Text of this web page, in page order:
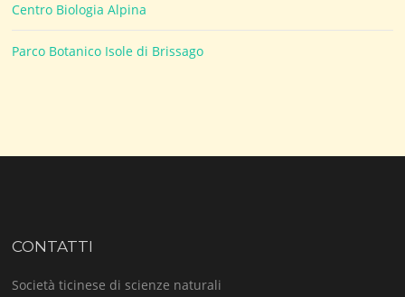
Centro Biologia Alpina
Parco Botanico Isole di Brissago
CONTATTI
Società ticinese di scienze naturali